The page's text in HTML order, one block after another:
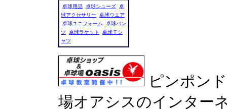
卓球用品 卓球シューズ 卓
球アクセサリー
卓球ウエア
卓球ユニフォーム
卓球パン
ツ
卓球ラケット
卓球Ｔシ
ャツ
ピンポン
場オアシスのインター